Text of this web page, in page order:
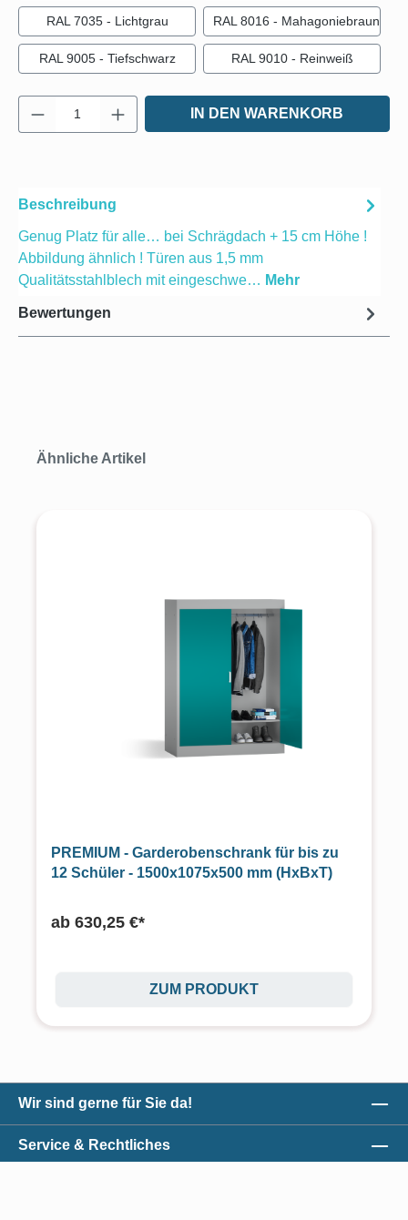
RAL 7035 - Lichtgrau RAL 8016 - Mahagoniebraun
RAL 9005 - Tiefschwarz RAL 9010 - Reinweiß
Produkt Anzahl: Gib den gewünschten
IN DEN WARENKORB
Beschreibung
Genug Platz für alle… bei Schrägdach + 15 cm Höhe !
Abbildung ähnlich ! Türen aus 1,5 mm
Qualitätsstahlblech mit eingeschwe… Mehr
Bewertungen
Produktgalerie überspringen
Ähnliche Artikel
PREMIUM - Garderobenschrank für bis zu
12 Schüler - 1500x1075x500 mm (HxBxT)
ab 630,25 €*
ZUM PRODUKT
Wir sind gerne für Sie da!
Service & Rechtliches